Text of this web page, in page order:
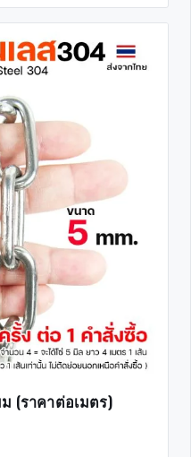
(ราคาต่อเมตร)